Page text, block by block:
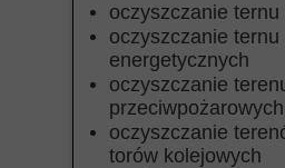
oczyszczanie ternu
oczyszczanie
energetycznych
oczyszczanie
przeciwpożarowych
oczyszczanie
torów kolejowych